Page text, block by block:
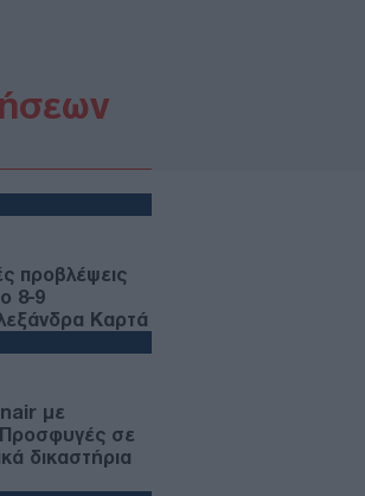
προβλέψεις
8-9
Καρτά
με
σε
δικαστήρια